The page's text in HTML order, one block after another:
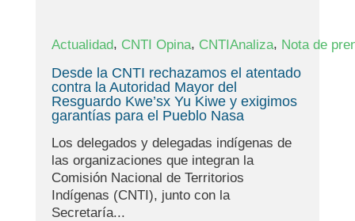
Actualidad, CNTI Opina, CNTIAnaliza, Nota de
Desde la CNTI rechazamos el atentado
contra la Autoridad Mayor del
Resguardo Kwe’sx Yu Kiwe y exigimos
garantías para el Pueblo Nasa
Los delegados y delegadas indígenas de
las organizaciones que integran la
Comisión Nacional de Territorios
Indígenas (CNTI), junto con la
Secretaría...